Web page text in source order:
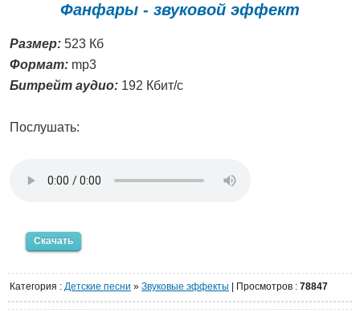
Фанфары - звуковой эффект
Размер: 523 Кб
Формат: mp3
Битрейт аудио: 192 Кбит/с
Послушать:
Скачать
Категория : Детские песни » Звуковые эффекты Просмотров : 78847